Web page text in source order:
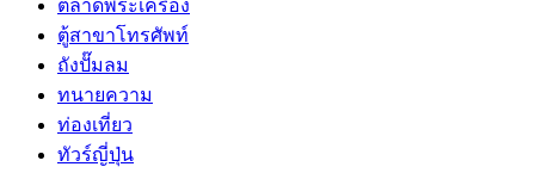
ตลาดพระเครื่อง
ตู้สาขาโทรศัพท์
ถังปั๊มลม
ทนายความ
ท่องเที่ยว
ทัวร์ญี่ปุ่น